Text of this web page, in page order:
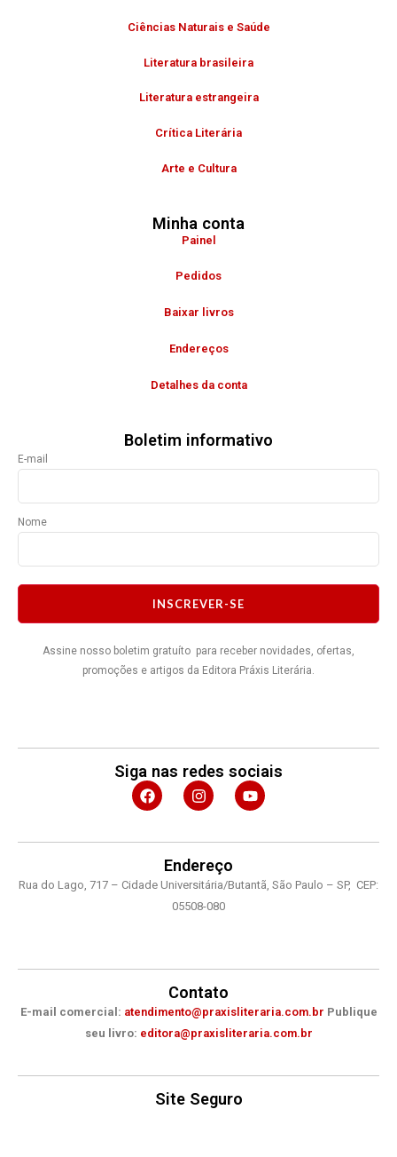
Ciências Naturais e Saúde
Literatura brasileira
Literatura estrangeira
Crítica Literária
Arte e Cultura
Minha conta
Painel
Pedidos
Baixar livros
Endereços
Detalhes da conta
Boletim informativo
E-mail
Nome
INSCREVER-SE
Assine nosso boletim gratuíto para receber novidades, ofertas,
promoções e artigos da Editora Práxis Literária.
Siga nas redes sociais
F
a
b
o
k
I
n
a
g
r
a
m
Y
o
u
Endereço
Rua do Lago, 717 – Cidade Universitária/Butantã, São Paulo – SP, CEP:
05508-080
Contato
E-mail comercial: atendimento@praxisliteraria.com.br Publique
seu livro: editora@praxisliteraria.com.br
Site Seguro